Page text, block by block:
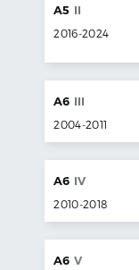
A5 II
2016-2024
A6 III
2004-2011
A6 IV
2010-2018
A6 V